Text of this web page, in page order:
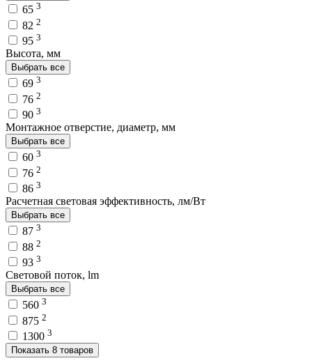
65 3
82 2
95 3
Высота, мм
Выбрать все
69 3
76 2
90 3
Монтажное отверстие, диаметр, мм
Выбрать все
60 3
76 2
86 3
Расчетная световая эффективность, лм/Вт
Выбрать все
87 3
88 2
93 3
Световой поток, lm
Выбрать все
560 3
875 2
1300 3
Показать 8 товаров